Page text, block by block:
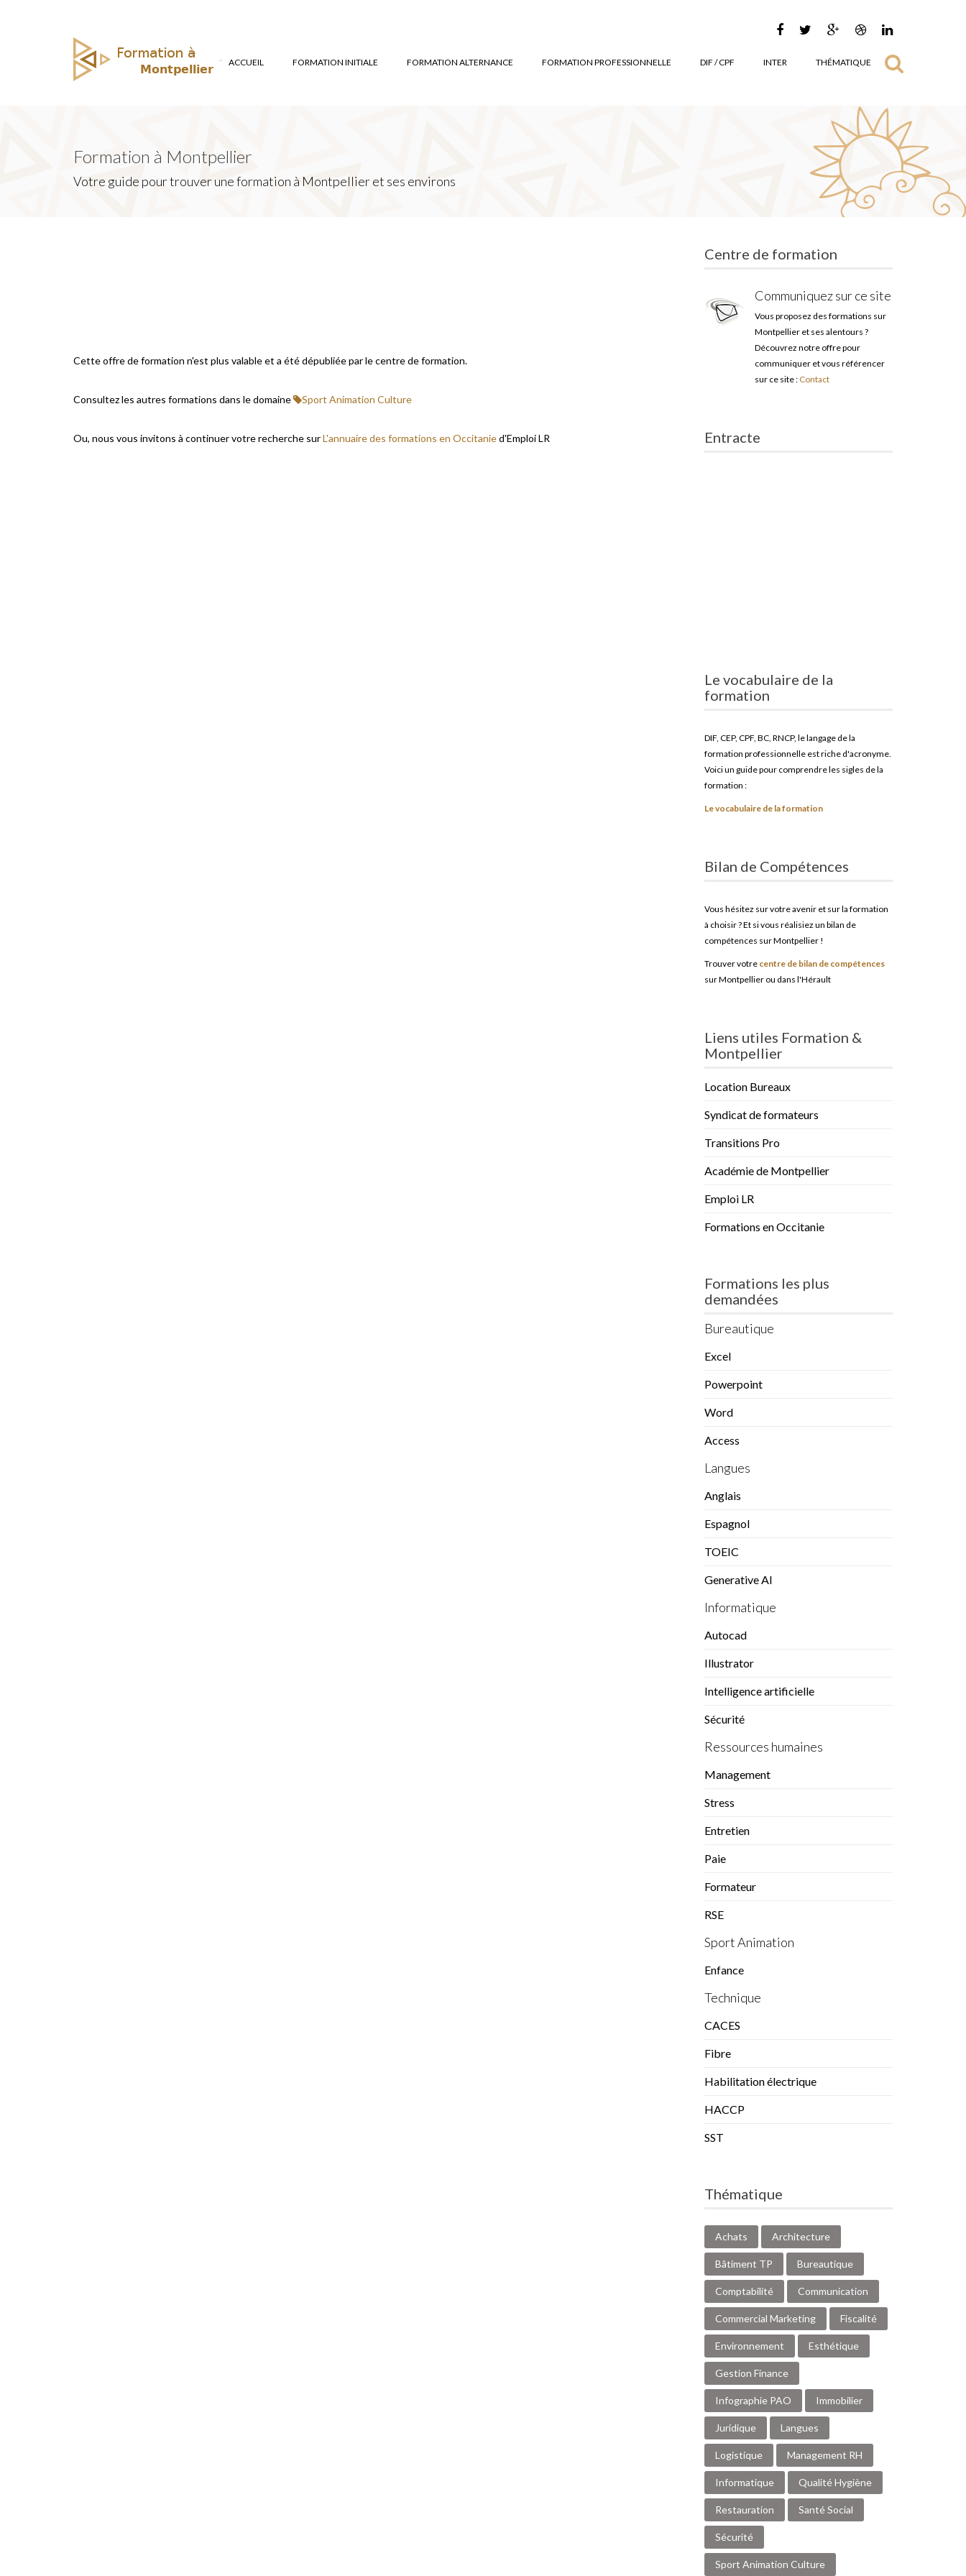
ACCUEIL FORMATION INITIALE FORMATION ALTERNANCE FORMATION PROFESSIONNELLE DIF / CPF INTER THÉMATIQUE
Formation à Montpellier
Votre guide pour trouver une formation à Montpellier et ses environs
Cette offre de formation n'est plus valable et a été dépubliée par le centre de formation.
Consultez les autres formations dans le domaine Sport Animation Culture
Ou, nous vous invitons à continuer votre recherche surL'annuaire des formations en Occitanied'Emploi LR
Centre de formation
Communiquez sur ce site
Vous proposez des formations sur
Montpellier et ses alentours ?
Découvrez notre offre pour
communiquer et vous référencer
sur ce site : Contact
Entracte
Le vocabulaire de la
formation
DIF, CEP, CPF, BC, RNCP, le langage de la
formation professionnelle est riche d'acronyme.
Voici un guide pour comprendre les sigles de la
formation :
Le vocabulaire de la formation
Bilan de Compétences
Vous hésitez sur votre avenir et sur la formation
à choisir ? Et si vous réalisiez un bilan de
compétences sur Montpellier !
Trouver votre centre de bilan de compétences
sur Montpellier ou dans l'Hérault
Liens utiles Formation &
Montpellier
Location Bureaux
Syndicat de formateurs
Transitions Pro
Académie de Montpellier
Emploi LR
Formations en Occitanie
Formations les plus
demandées
Bureautique
Excel
Powerpoint
Word
Access
Langues
Anglais
Espagnol
TOEIC
Generative AI
Informatique
Autocad
Illustrator
Intelligence artificielle
Sécurité
Ressources humaines
Management
Stress
Entretien
Paie
Formateur
RSE
Sport Animation
Enfance
Technique
CACES
Fibre
Habilitation électrique
HACCP
SST
Thématique
Achats Architecture
Bâtiment TP Bureautique
Comptabilité Communication
Commercial Marketing Fiscalité
Environnement Esthétique
Gestion Finance
Infographie PAO Immobilier
Juridique Langues
Logistique Management RH
Informatique Qualité Hygiène
Restauration Santé Social
Sécurité
Sport Animation Culture